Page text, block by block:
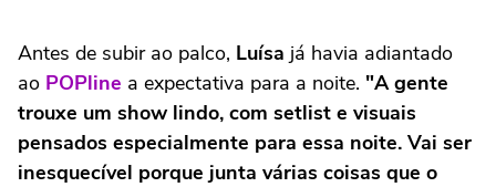
Antes de subir ao palco, Luísa já havia adiantado
ao POPline a expectativa para a noite. "A gente
trouxe um show lindo, com setlist e visuais
pensados especialmente para essa noite. Vai ser
inesquecível porque junta várias coisas que o